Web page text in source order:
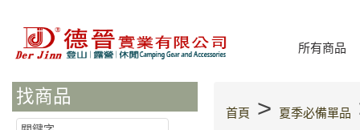
所有商品
找商品
首頁 > 夏季必備單品